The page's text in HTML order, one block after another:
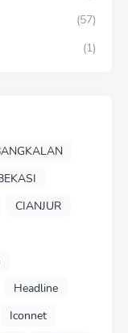
(57)
(1)
CIANJUR
Headline
Iconnet